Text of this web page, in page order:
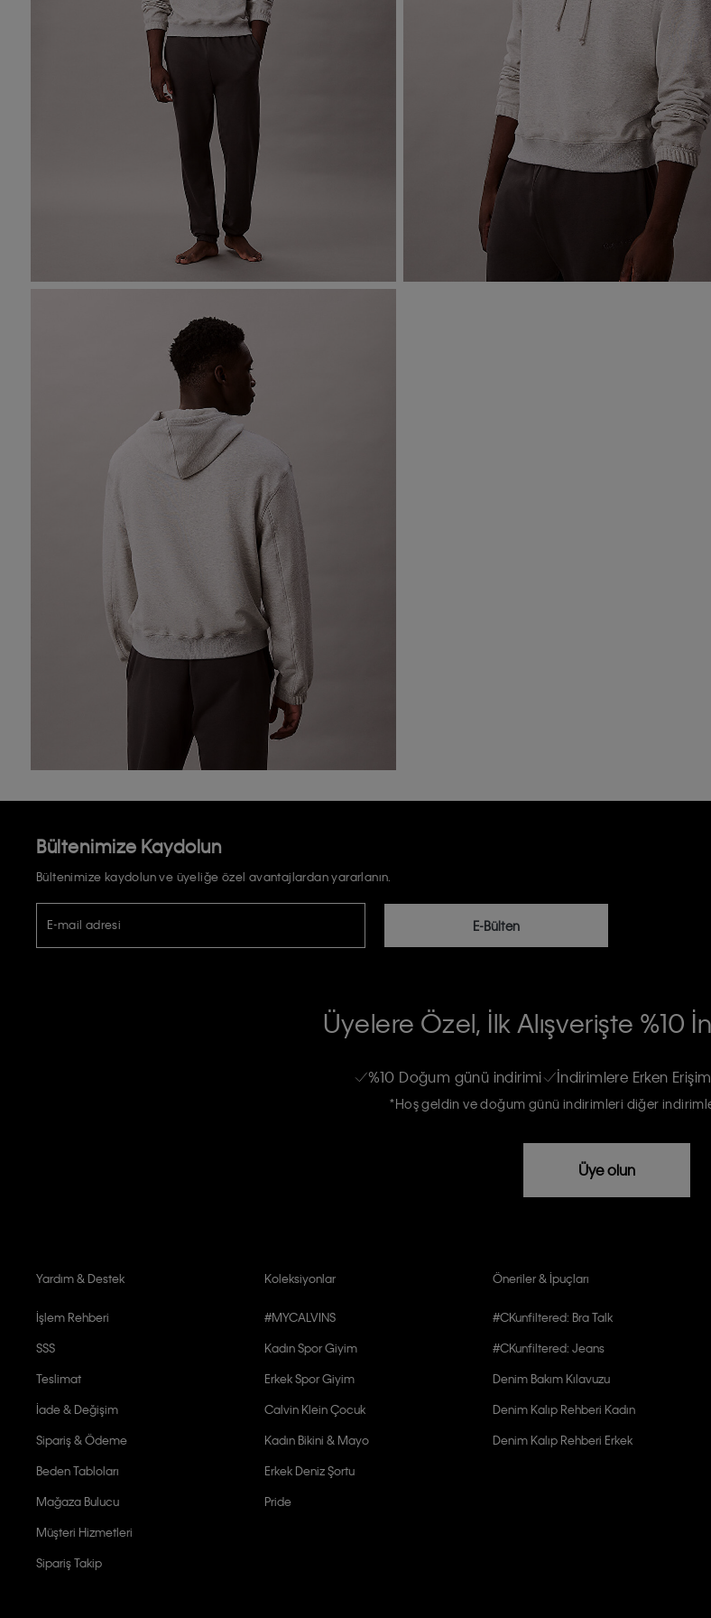
Bültenimize Kaydolun
Bültenimize kaydolun ve üyeliğe özel avantajlardan yararlanın.
E-mail adresi E-Bülten
Calvin Klein e-bültenine abone olarak, kişisel verilerimin Calvin Klein tarafına gönderileceğinin ve güncel ürün,
Üyelere Özel, İlk Alışverişte %10
%10 Doğum günü indirimi İndirimlere Erken Erişim
*Hoş geldin ve doğum günü indirimleri diğer
Üye olun
Yardım & Destek
İşlem Rehberi
SSS
Teslimat
İade & Değişim
Sipariş & Ödeme
Beden Tabloları
Mağaza Bulucu
Müşteri Hizmetleri
Sipariş Takip
Koleksiyonlar
#MYCALVINS
Kadın Spor Giyim
Erkek Spor Giyim
Calvin Klein Çocuk
Kadın Bikini & Mayo
Erkek Deniz Şortu
Pride
Öneriler & İpuçları
#CKunfiltered: Bra Talk
#CKunfiltered: Jeans
Denim Bakım Kılavuzu
Denim Kalıp Rehberi Kadın
Denim Kalıp Rehberi Erkek